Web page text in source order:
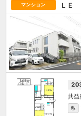
マンション ＬＥ
敷